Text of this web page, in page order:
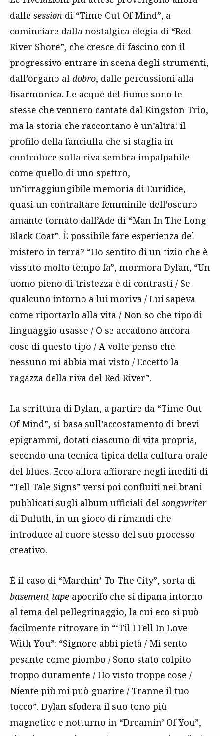
dalle session di “Time Out Of Mind”, a
cominciare dalla nostalgica elegia di “Red
River Shore”, che cresce di fascino con il
progressivo entrare in scena degli strumenti,
dall’organo al dobro, dalle percussioni alla
fisarmonica. Le acque del fiume sono le
stesse che vennero cantate dal Kingston Trio,
ma la storia che raccontano è un’altra: il
profilo della fanciulla che si staglia in
controluce sulla riva sembra impalpabile
come quello di uno spettro,
un’irraggiungibile memoria di Euridice,
quasi un contraltare femminile dell’oscuro
amante tornato dall’Ade di “Man In The Long
Black Coat”. È possibile fare esperienza del
mistero in terra? “Ho sentito di un tizio che è
vissuto molto tempo fa”, mormora Dylan, “Un
uomo pieno di tristezza e di contrasti / Se
qualcuno intorno a lui moriva / Lui sapeva
come riportarlo alla vita / Non so che tipo di
linguaggio usasse / O se accadono ancora
cose di questo tipo / A volte penso che
nessuno mi abbia mai visto / Eccetto la
ragazza della riva del Red River”.
La scrittura di Dylan, a partire da “Time Out
Of Mind”, si basa sull’accostamento di brevi
epigrammi, dotati ciascuno di vita propria,
secondo una tecnica tipica della cultura orale
del blues. Ecco allora affiorare negli inediti di
“Tell Tale Signs” versi poi confluiti nei brani
pubblicati sugli album ufficiali del songwriter
di Duluth, in un gioco di rimandi che
introduce al cuore stesso del suo processo
creativo.
È il caso di “Marchin’ To The City”, sorta di
basement tape apocrifo che si dipana intorno
al tema del pellegrinaggio, la cui eco si può
facilmente ritrovare in “‘Til I Fell In Love
With You”: “Signore abbi pietà / Mi sento
pesante come piombo / Sono stato colpito
troppo duramente / Ho visto troppe cose /
Niente più mi può guarire / Tranne il tuo
tocco”. Dylan sfodera il suo tono più
magnetico e notturno in “Dreamin’ Of You”,